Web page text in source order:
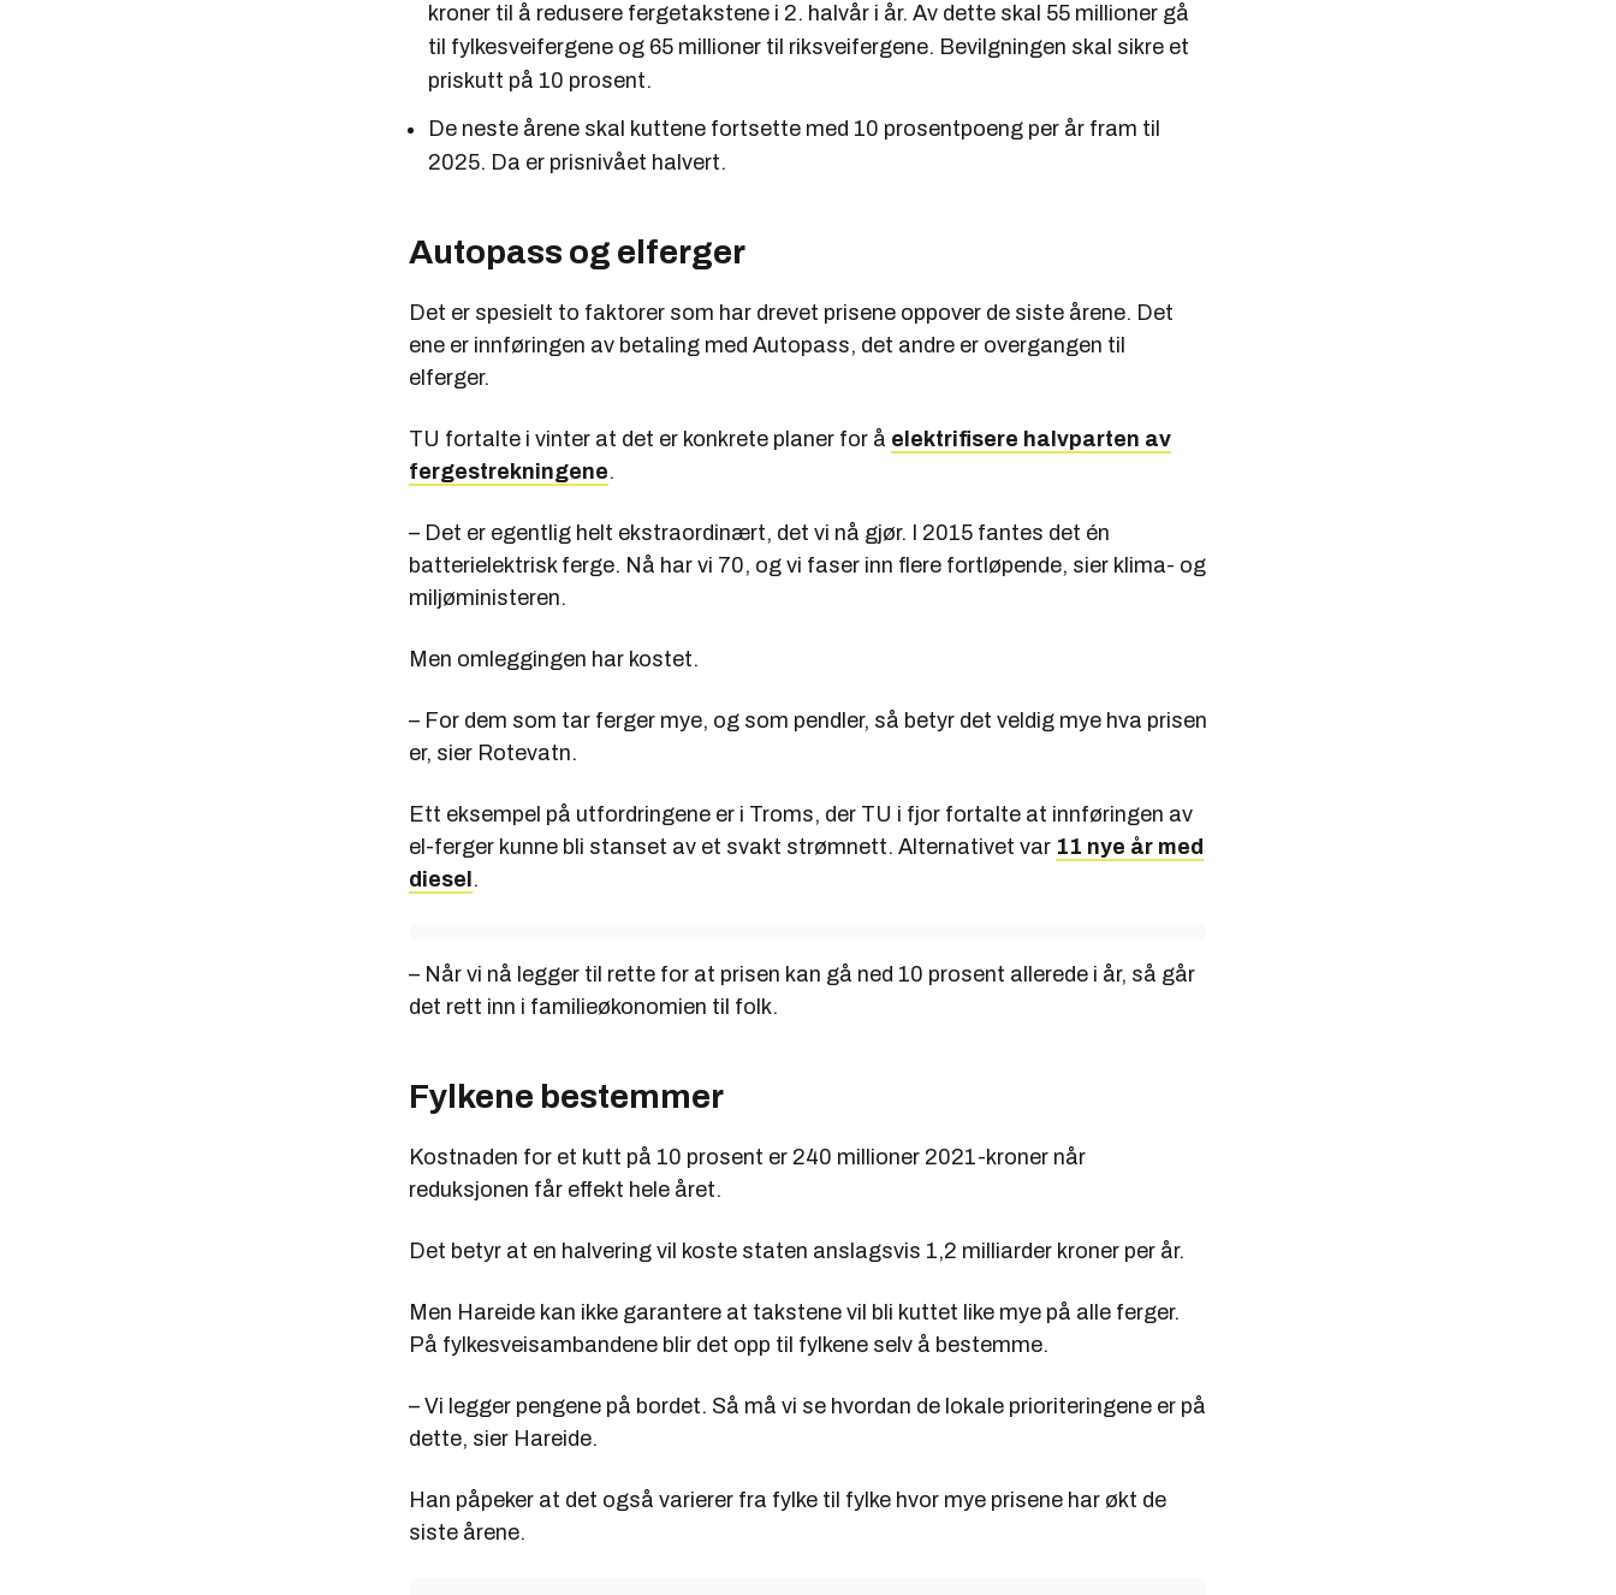
kroner til å redusere fergetakstene i 2. halvår i år. Av dette skal 55 millioner gå
til fylkesveifergene og 65 millioner til riksveifergene. Bevilgningen skal sikre et
priskutt på 10 prosent.
De neste årene skal kuttene fortsette med 10 prosentpoeng per år fram til
2025. Da er prisnivået halvert.
Autopass og elferger
Det er spesielt to faktorer som har drevet prisene oppover de siste årene. Det
ene er innføringen av betaling med Autopass, det andre er overgangen til
elferger.
TU fortalte i vinter at det er konkrete planer for å elektrifisere halvparten av
fergestrekningene.
– Det er egentlig helt ekstraordinært, det vi nå gjør. I 2015 fantes det én
batterielektrisk ferge. Nå har vi 70, og vi faser inn flere fortløpende, sier klima- og
miljøministeren.
Men omleggingen har kostet.
– For dem som tar ferger mye, og som pendler, så betyr det veldig mye hva prisen
er, sier Rotevatn.
Ett eksempel på utfordringene er i Troms, der TU i fjor fortalte at innføringen av
el-ferger kunne bli stanset av et svakt strømnett. Alternativet var 11 nye år med
diesel .
– Når vi nå legger til rette for at prisen kan gå ned 10 prosent allerede i år, så går
det rett inn i familieøkonomien til folk.
Fylkene bestemmer
Kostnaden for et kutt på 10 prosent er 240 millioner 2021-kroner når
reduksjonen får effekt hele året.
Det betyr at en halvering vil koste staten anslagsvis 1,2 milliarder kroner per år.
Men Hareide kan ikke garantere at takstene vil bli kuttet like mye på alle ferger.
På fylkesveisambandene blir det opp til fylkene selv å bestemme.
– Vi legger pengene på bordet. Så må vi se hvordan de lokale prioriteringene er på
dette, sier Hareide.
Han påpeker at det også varierer fra fylke til fylke hvor mye prisene har økt de
siste årene.